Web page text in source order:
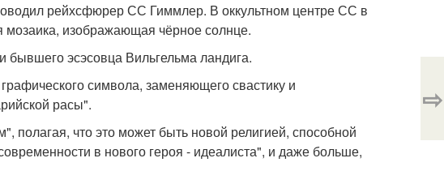
рейхсфюрер СС Гиммлер. В оккультном центре СС в
мозаика, изображающая чёрное солнце.
эсэсовца Вильгельма ландига.
символа, заменяющего свастику и
расы".
полагая, что это может быть новой религией, способной
в нового героя - идеалиста", и даже больше,
⇨